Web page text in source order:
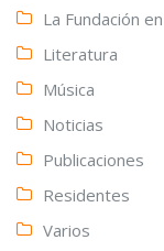
La Fundación
Literatura
Música
Noticias
Publicaciones
Residentes
Varios